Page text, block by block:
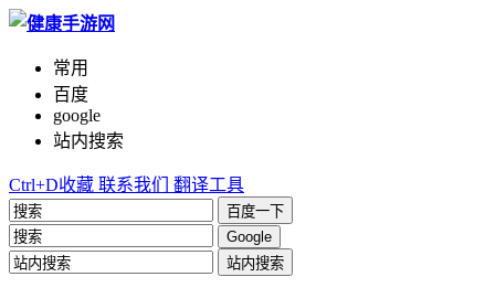
常用
百度
google
站内搜索
Ctrl+D收藏 联系我们 翻译工具
百度一下
Google
站内搜索